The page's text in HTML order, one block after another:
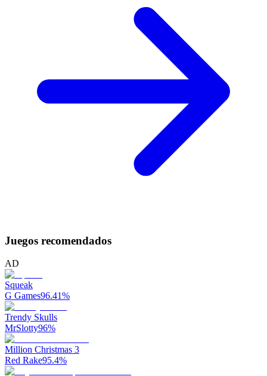
Juegos recomendados
AD
Squeak
G Games96.41%
Trendy Skulls
MrSlotty96%
Million Christmas 3
Red Rake95.4%